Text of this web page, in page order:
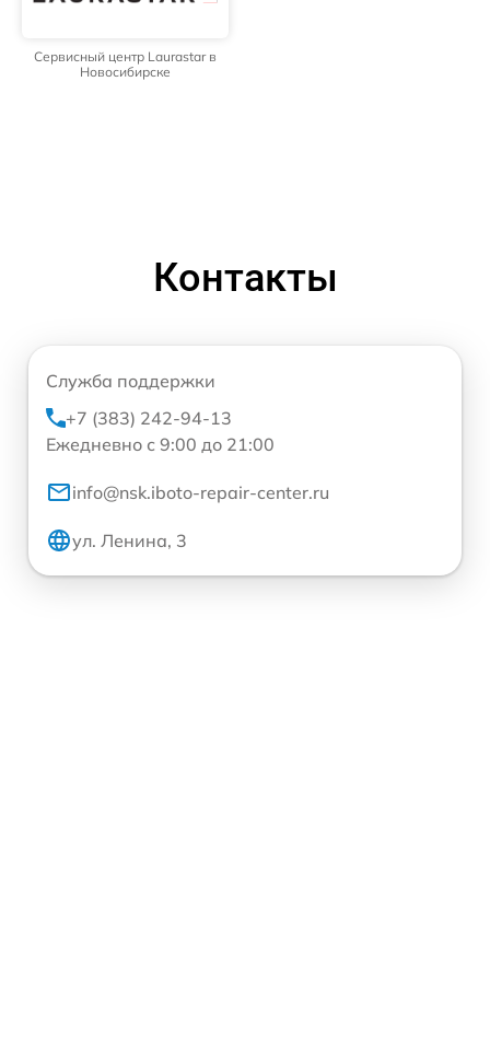
Сервисный центр Laurastar в
Новосибирске
Контакты
Служба поддержки
+7 (383) 242-94-13
Ежедневно с 9:00 до 21:00
info@nsk.iboto-repair-center.ru
ул. Ленина, 3